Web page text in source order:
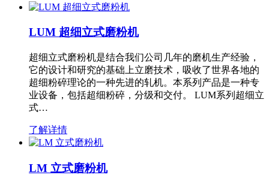
LUM 超细立式磨粉机
超细立式磨粉机是结合我们公司几年的磨机生产经验，
它的设计和研究的基础上立磨技术，吸收了世界各地的
超细粉碎理论的一种先进的轧机。本系列产品是一种专
业设备，包括超细粉碎，分级和交付。 LUM系列超细立
式…
了解详情
LM 立式磨粉机